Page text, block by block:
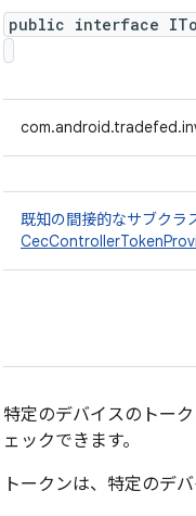
public interface
既知の間接的なサブクラ
特定のデバイスのトー
ェックできます。
トークンは、特定のデ